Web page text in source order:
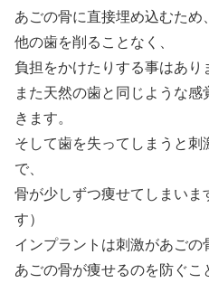
あごの骨に直接埋め込むため、
他の歯を削ることなく、
負担をかけたりする事はあり
また天然の歯と同じような
きます。
そして歯を失ってしまうと
で、
骨が少しずつ痩せてしまいま
す）
インプラントは刺激があごの
あごの骨が痩せるのを防ぐこ